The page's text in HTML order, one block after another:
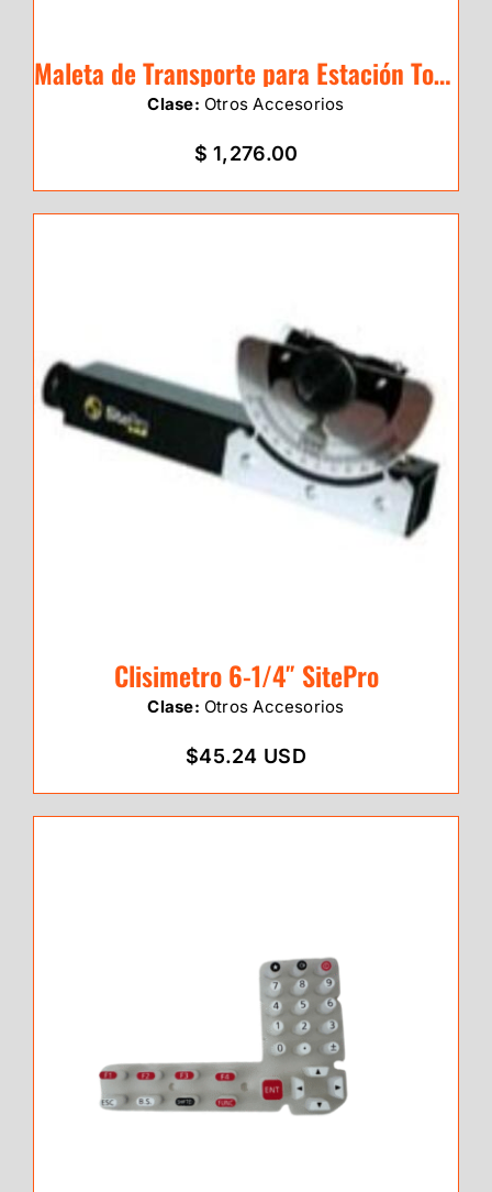
Maleta de Transporte para Estación Total – Refuerzo Lateral
Clase: Otros Accesorios
$ 1,276.00
Clisimetro 6-1/4″ SitePro
Clase: Otros Accesorios
$45.24 USD